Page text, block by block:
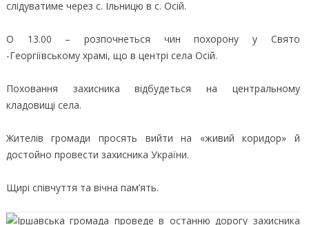
слідуватиме через с. Ільницю в с. Осій.
О 13.00 – розпочнеться чин похорону у Свято
-Георгіївському храмі, що в центрі села Осій.
Поховання захисника відбудеться на центральному
кладовищі села.
Жителів громади просять вийти на «живий коридор» й
достойно провести захисника України.
Щирі співчуття та вічна пам’ять.